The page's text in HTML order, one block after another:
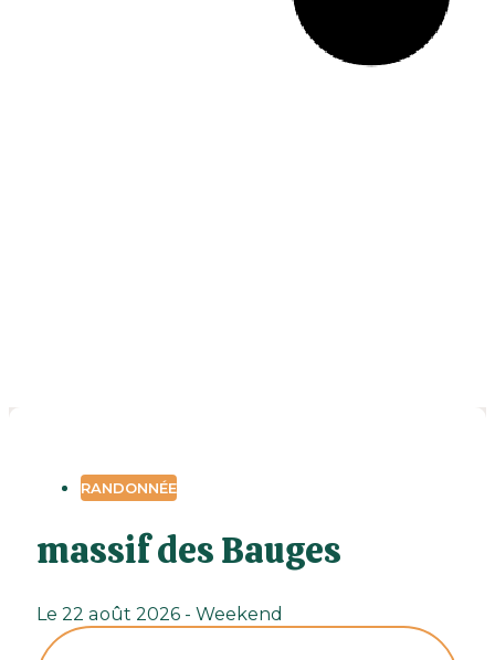
RANDONNÉE
massif des Bauges
Le 22 août 2026 - Weekend